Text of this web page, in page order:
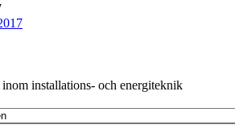
installations- och energiteknik